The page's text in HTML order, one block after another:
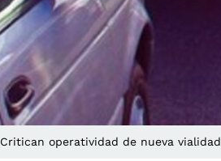
Critican operatividad de nueva vialidad